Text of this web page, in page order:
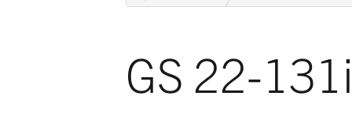
GS 22-131i